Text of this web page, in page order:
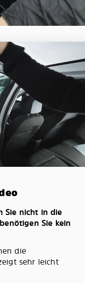
Sie nicht in die
Sie kein
die
sehr leicht